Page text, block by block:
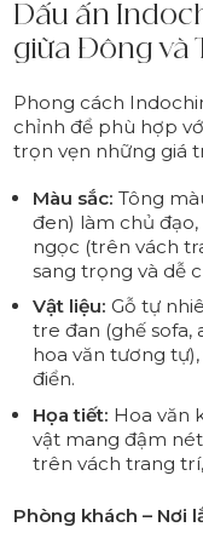
Dấu ấn
giữa Đông và
Phong cách
chỉnh để phù hợp
trọn vẹn những giá
Màu sắc: Tông
đen) làm chủ
ngọc (trên vách
sang trọng và dễ
Vật liệu: Gỗ tự
tre đan (ghế sofa,
hoa văn tương
điển.
Họa tiết: Hoa văn
vật mang đậm
trên vách trang
Phòng khách – Nơi